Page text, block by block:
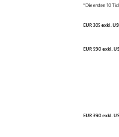
*Die ersten 10
EUR 305 exkl.
EUR 590 exkl.
EUR 390 exkl.